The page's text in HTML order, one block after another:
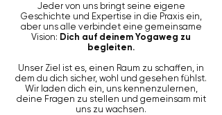
Jeder von uns bringt seine eigene
Geschichte und Expertise in die Praxis ein,
aber uns alle verbindet eine gemeinsame
Vision: Dich auf deinem Yogaweg zu
begleiten.
Unser Ziel ist es, einen Raum zu schaffen, in
dem du dich sicher, wohl und gesehen fühlst.
Wir laden dich ein, uns kennenzulernen,
deine Fragen zu stellen und gemeinsam mit
uns zu wachsen.